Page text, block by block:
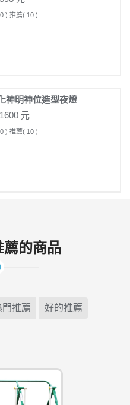
) 推薦( 10 )
神明神位造型夜燈
元
) 推薦( 10 )
薦的商品
門推薦 好的推薦